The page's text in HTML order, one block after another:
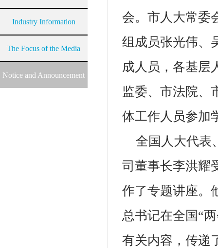
Industry Information
The Focus of the Media
Notice and Announcement
会。市人大常委
组成员张光伟、
成人员，各基层
监委、市法院、
体工作人员参加
全国人大代表
司董事长李洪耀
作了专题讲座。
总书记在全国“
有关内容，传递